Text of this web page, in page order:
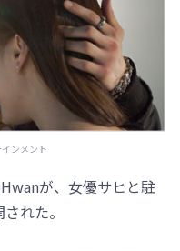
ンメント
が、女優サヒと駐
れた。